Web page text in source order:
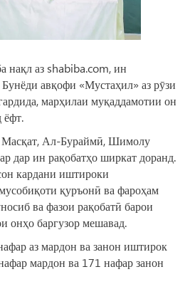
аз shabiba.com, ин
авқофи «Мустаҳил» аз рӯзи
марҳилаи муқаддамотии он
ёфт.
Масқат, Ал-Бураймӣ, Шимолу
дар ин рақобатҳо ширкат доранд.
кардани иштироки
қуръонӣ ва фароҳам
ва фазои рақобатӣ барои
онҳо баргузор мешавад.
аз мардон ва занон иштирок
мардон ва 171 нафар занон